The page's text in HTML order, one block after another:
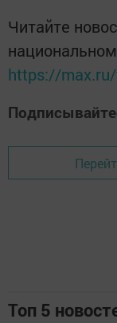
Читайте
https://
Топ 5